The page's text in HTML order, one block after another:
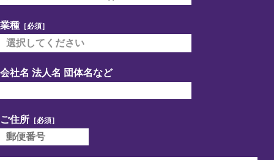
業種 ［必須］
会社名 法人名 団体名など
ご住所 ［必須］